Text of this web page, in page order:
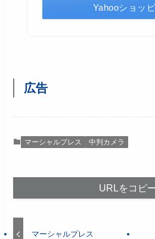
Yahooショッ
広告
マーシャルプレス 中判カメラ
URLをコピ
マーシャルプレス